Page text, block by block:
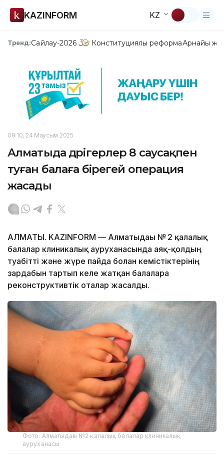
KAZINFORM KZ
Тренд:Сайлау-2026 Конституциялық реформаАрнайы
09:10, 24 Маусым 2025
Алматыда дәрігерлер 8 саусақпен
туған балаға бірегей операция
жасады
АЛМАТЫ. KAZINFORM — Алматыдағы № 2 қалалық
балалар клиникалық ауруханасында аяқ-қолдың
туабітті және жүре пайда болған кемістіктерінің
зардабын тартып келе жатқан балаларға
реконструктивтік оталар жасалды.
Фото: Алматыдағы №2 қалалық балалар клиникалық
ауруханасы